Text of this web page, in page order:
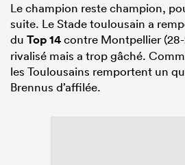
Le champion reste champion,
suite. Le Stade toulousain a
du Top 14contre Montpellier
rivalisé mais a trop gâché.
les Toulousains remportent un
Brennus d’affilée.